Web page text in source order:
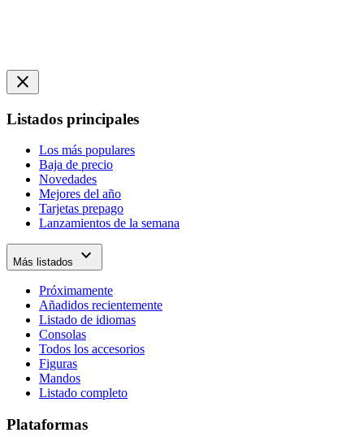
close
Listados principales
Los más populares
Baja de precio
Novedades
Mejores del año
Tarjetas prepago
Lanzamientos de la semana
Más listados expand_more
Próximamente
Añadidos recientemente
Listado de idiomas
Consolas
Todos los accesorios
Figuras
Mandos
Listado completo
Plataformas